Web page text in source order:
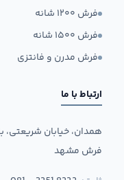
فرش ۱۲۰۰ شانه
فرش ۱۵۰۰ شانه
فرش مدرن و فانتزی
ارتباط با ما
همدان، خیابان شریعتی،
فرش مشهد